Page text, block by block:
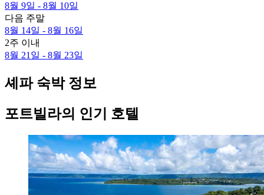
8월 9일 - 8월 10일
다음 주말
8월 14일 - 8월 16일
2주 이내
8월 21일 - 8월 23일
셰파 숙박 정보
포트빌라의 인기 호텔